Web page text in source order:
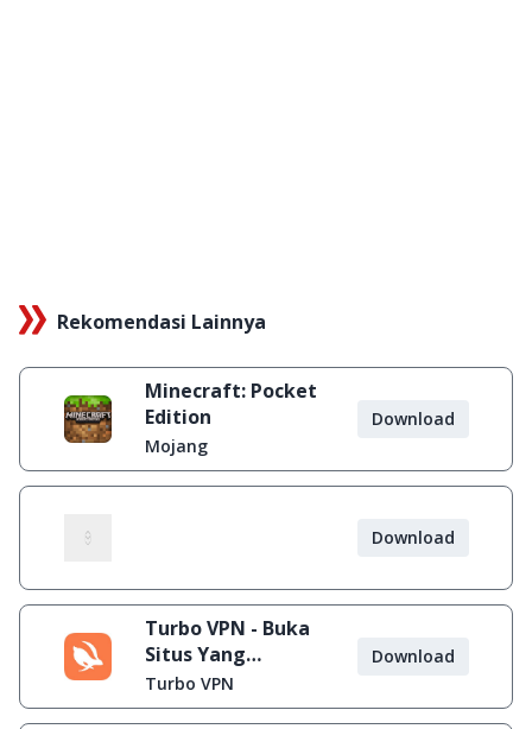
Rekomendasi Lainnya
Minecraft: Pocket
Edition
Mojang
Download
Download
Turbo VPN - Buka
Situs Yang
Diblokir
Turbo VPN
Download